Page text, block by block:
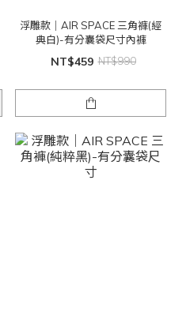
浮雕款｜AIR SPACE 三角褲(經
典白)-有分囊袋尺寸內褲
NT$459 NT$990